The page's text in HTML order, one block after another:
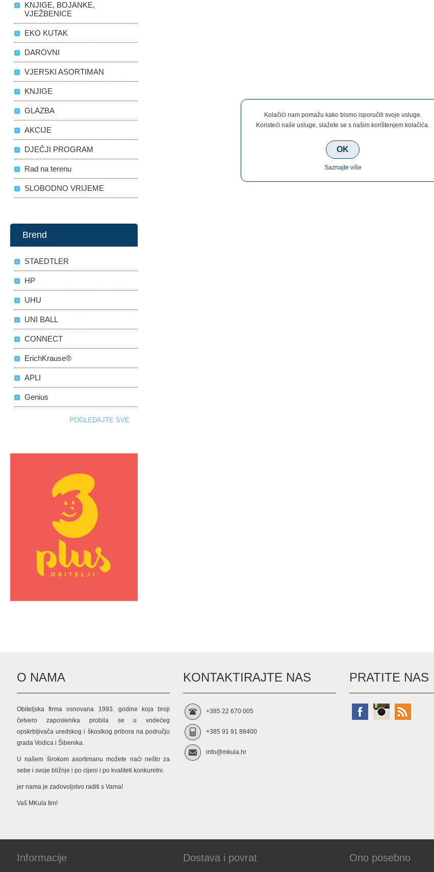
KNJIGE, BOJANKE,
VJEŽBENICE
EKO KUTAK
DAROVNI
VJERSKI ASORTIMAN
KNJIGE
GLAZBA
AKCIJE
DJEČJI PROGRAM
Rad na terenu
SLOBODNO VRIJEME
Brend
STAEDTLER
HP
UHU
UNI BALL
CONNECT
ErichKrause®
APLI
Genius
POGLEDAJTE SVE
O NAMA
Obiteljska firma osnovana 1993. godine koja broji
četvero zaposlenika probila se u vodećeg
opskrbljivača uredskog i škoslkog pribora na području
grada Vodica i Šibenika.
U našem širokom asortimanu možete naći nešto za
sebe i svoje bližnje i po cijeni i po kvaliteti konkuretni.
jer nama je zadovoljstvo raditi s Vama!
Vaš MKula tim!
KONTAKTIRAJTE NAS
+385 22 670 005
+385 91 91 88400
info@mkula.hr
PRATITE NAS
Informacije Dostava i povrat Ono posebno
Kolačići nam pomažu kako bismo isporučili svoje usluge.
Koristeći naše usluge, slažete se s našim korištenjem kolačića.
OK
Saznajte više